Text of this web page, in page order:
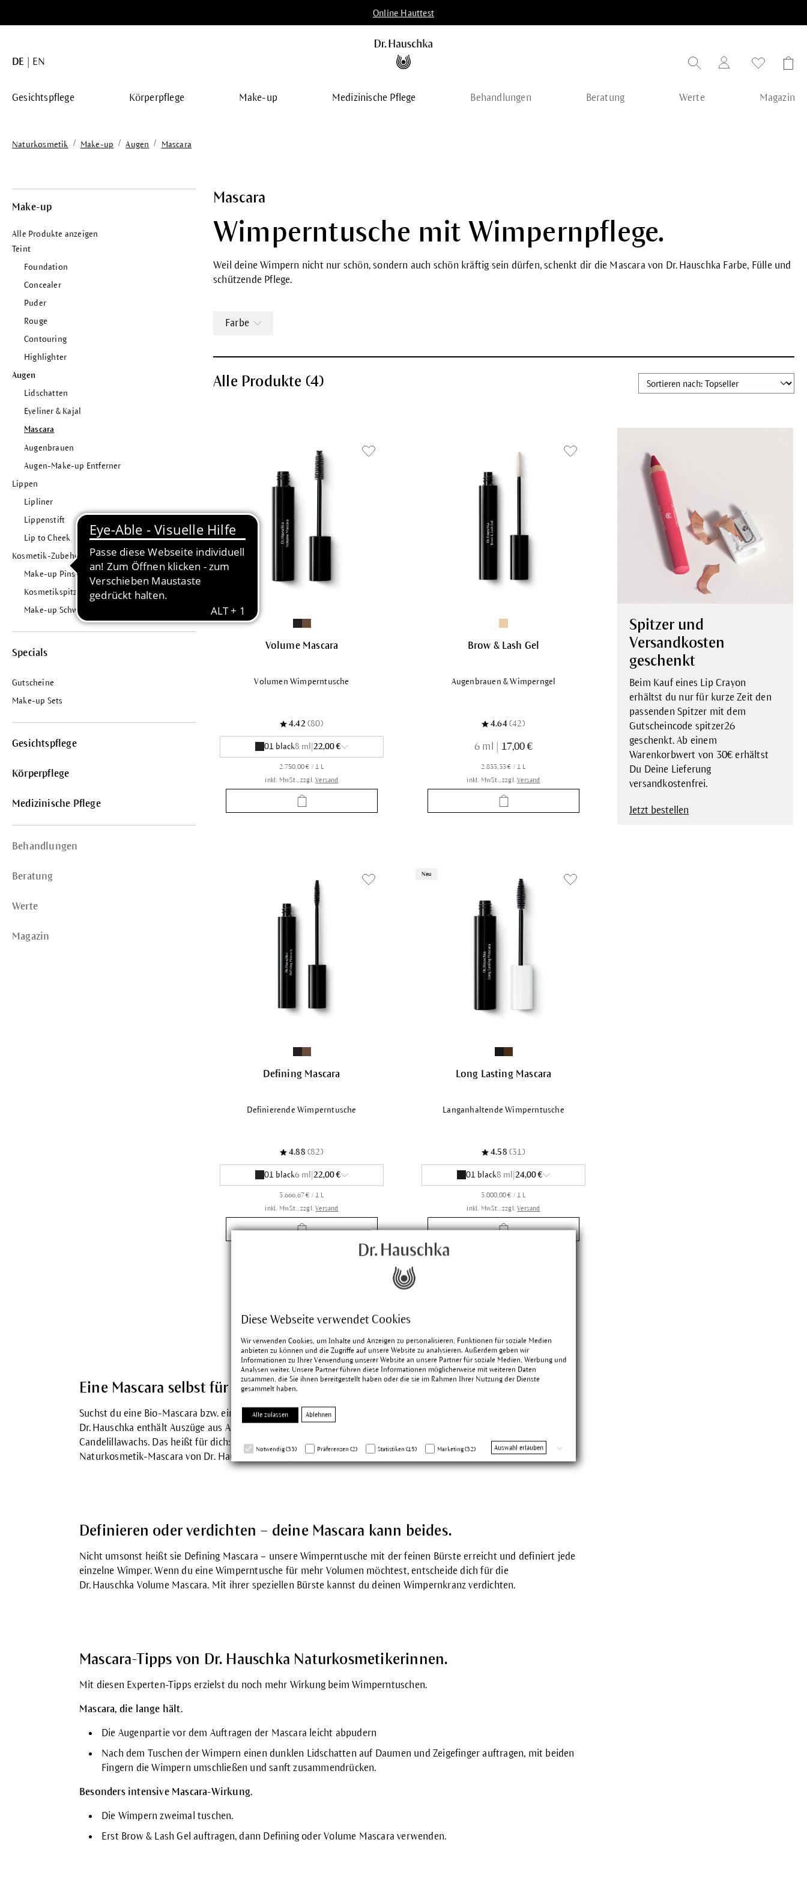
Diese Webseite verwendet Cookies
Wir verwenden Cookies, um Inhalte und Anzeigen zu personalisieren, Funktionen für soziale Medien
anbieten zu können und die Zugriffe auf unsere Website zu analysieren. Außerdem geben wir
Informationen zu Ihrer Verwendung unserer Website an unsere Partner für soziale Medien, Werbung und
Analysen weiter. Unsere Partner führen diese Informationen möglicherweise mit weiteren Daten
zusammen, die Sie ihnen bereitgestellt haben oder die sie im Rahmen Ihrer Nutzung der Dienste
gesammelt haben.
Alle zulassen Ablehnen
Notwendig (33) Präferenzen (2) Statistiken (15) Marketing (32) Auswahl erlauben
Online Hauttest
DE EN
Gesichtspflege Körperpflege Make-up Medizinische Pflege Behandlungen Beratung Werte Magazin
Naturkosmetik / Make-up / Augen / Mascara
Make-up
Alle Produkte anzeigen
Teint
Foundation
Concealer
Puder
Rouge
Contouring
Highlighter
Augen
Lidschatten
Eyeliner & Kajal
Mascara
Augenbrauen
Augen-Make-up Entferner
Lippen
Lipliner
Lippenstift
Lip to Cheek
Kosmetik-Zubehör
Make-up Pinsel
Kosmetikspitzer
Make-up Schwamm
Specials
Gutscheine
Make-up Sets
Gesichtspflege
Körperpflege
Medizinische Pflege
Behandlungen
Beratung
Werte
Magazin
Mascara
Wimperntusche mit Wimpernpflege.
Weil deine Wimpern nicht nur schön, sondern auch schön kräftig sein dürfen, schenkt dir die Mascara von Dr. Hauschka Farbe, Fülle und
schützende Pflege.
Farbe
Alle Produkte (4)
Volume Mascara
Volumen Wimperntusche
4.42 (80)
01 black8 ml |22,00 €
2.750,00 € / 1 L
inkl. MwSt., zzgl.Versand
Brow & Lash Gel
Augenbrauen & Wimperngel
4.64 (42)
6 ml 17,00 €
2.833,33 € / 1 L
inkl. MwSt., zzgl.Versand
Spitzer und
Versandkosten
geschenkt
Beim Kauf eines Lip Crayon
erhältst du nur für kurze Zeit den
passenden Spitzer mit dem
Gutscheincode spitzer26
geschenkt. Ab einem
Warenkorbwert von 30€ erhältst
Du Deine Lieferung
versandkostenfrei.
Jetzt bestellen
Defining Mascara
Definierende Wimperntusche
4.88 (82)
01 black6 ml |22,00 €
3.666,67 € / 1 L
inkl. MwSt., zzgl.Versand
Neu
Long Lasting Mascara
Langanhaltende Wimperntusche
4.58 (31)
01 black8 ml |24,00 €
3.000,00 € / 1 L
inkl. MwSt., zzgl.Versand
Eine Mascara selbst für empfindliche Augen.
Suchst du eine Bio-Mascara bzw. eine Wimperntusche für empfindliche Augen? Die Naturkosmetik-Mascara von
Dr. Hauschka enthält Auszüge aus Augentrost und anderen Heilpflanzen. Dazu kommen Seide, Rosen-, Bienen- oder
Candelillawachs. Das heißt für dich: Wenn deine Augen empfindlich sind oder du Kontaktlinsen trägst, ist die
Naturkosmetik-Mascara von Dr. Hauschka deine perfekte Wahl.
Definieren oder verdichten – deine Mascara kann beides.
Nicht umsonst heißt sie Defining Mascara – unsere Wimperntusche mit der feinen Bürste erreicht und definiert jede
einzelne Wimper. Wenn du eine Wimperntusche für mehr Volumen möchtest, entscheide dich für die
Dr. Hauschka Volume Mascara. Mit ihrer speziellen Bürste kannst du deinen Wimpernkranz verdichten.
Mascara-Tipps von Dr. Hauschka Naturkosmetikerinnen.
Mit diesen Experten-Tipps erzielst du noch mehr Wirkung beim Wimperntuschen.
Mascara, die lange hält.
Die Augenpartie vor dem Auftragen der Mascara leicht abpudern
Nach dem Tuschen der Wimpern einen dunklen Lidschatten auf Daumen und Zeigefinger auftragen, mit beiden
Fingern die Wimpern umschließen und sanft zusammendrücken.
Besonders intensive Mascara-Wirkung.
Die Wimpern zweimal tuschen.
Erst Brow & Lash Gel auftragen, dann Defining oderVolume Mascara verwenden.